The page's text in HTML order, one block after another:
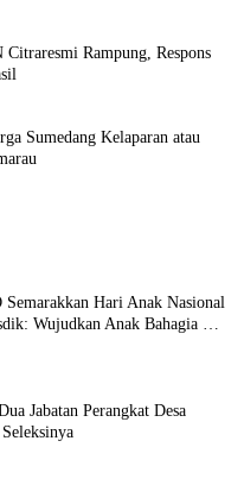
Rampung, Respons
Sumedang Kelaparan atau
Hari Anak Nasional
Wujudkan Anak Bahagia dan
Jabatan Perangkat Desa